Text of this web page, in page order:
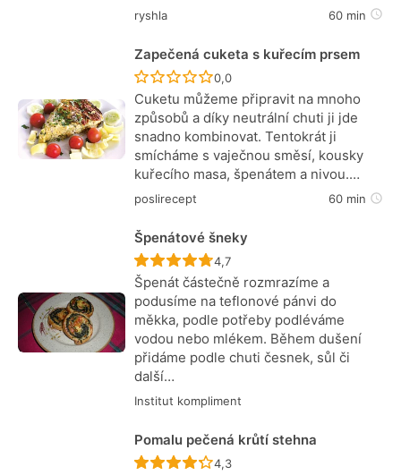
ryshla 60 min
Zapečená cuketa s kuřecím prsem
Recept ještě nebyl hodnocen
0,0
Cuketu můžeme připravit na mnoho
způsobů a díky neutrální chuti ji jde
snadno kombinovat. Tentokrát ji
smícháme s vaječnou směsí, kousky
kuřecího masa, špenátem a nivou.…
poslirecept 60 min
Špenátové šneky
Recept ještě nebyl hodnocen
4,7
Špenát částečně rozmrazíme a
podusíme na teflonové pánvi do
měkka, podle potřeby podléváme
vodou nebo mlékem. Během dušení
přidáme podle chuti česnek, sůl či
další…
Institut kompliment
Pomalu pečená krůtí stehna
Recept ještě nebyl hodnocen
4,3